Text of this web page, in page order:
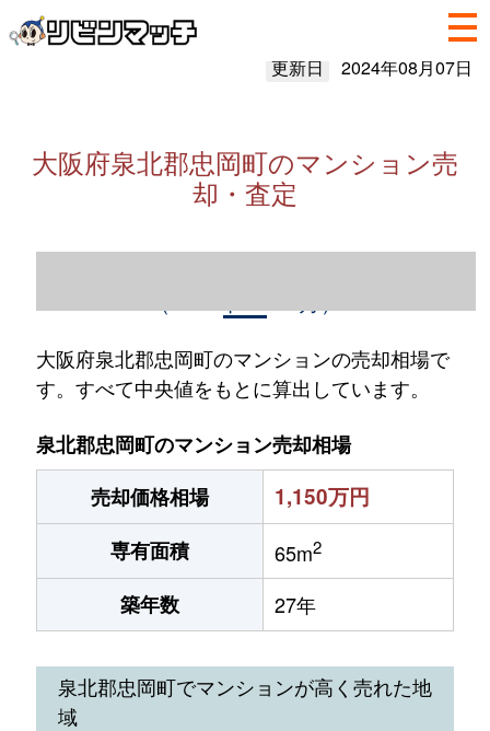
更新日 2024年08月07日
大阪府泉北郡忠岡町のマンション売
却・査定
大阪府泉北郡忠岡町のマンションの売却相場で
す。すべて中央値をもとに算出しています。
泉北郡忠岡町のマンション売却相場
売却価格相場
1,150万円
専有面積 65m2
築年数 27年
泉北郡忠岡町でマンションが高く売れた地
域